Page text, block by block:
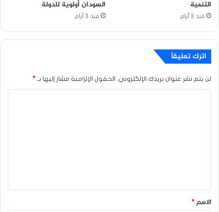
التنمية
منذ 3 أيام
السودان أولوية للدولة
منذ 3 أيام
اترك تعليقاً
لن يتم نشر عنوان بريدك الإلكتروني. الحقول الإلزامية مشار إليها بـ *
*الاسم *